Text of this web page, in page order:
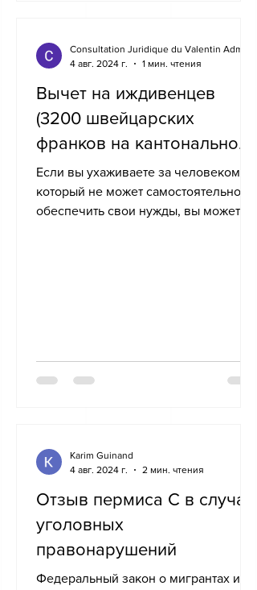
Вычет на иждивенцев
(3200 швейцарских
франков на кантональном
уровне и 6600
швейцарских франков на
федеральном уровне)
Если вы ухаживаете за человеком,
который не может самостоятельно
обеспечить свои нужды, вы можете
4 авг. 2024 г.
1 мин. чтения
Отзыв пермиса С в случае
уголовных
правонарушений
Федеральный закон о мигрантах и
Karim Guinand
4 авг. 2024 г.
2 мин. чтения